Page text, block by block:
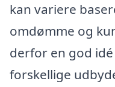
kan variere
omdømme og
derfor en god
forskellige